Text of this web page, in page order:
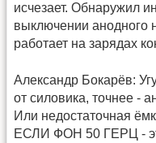
исчезает. Обнаружил
выключении анодного
работает на зарядах
Александр Бокарёв:
от силовика, точнее -
Или недостаточная
ЕСЛИ ФОН 50 ГЕРЦ -